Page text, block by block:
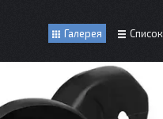
Галерея Список